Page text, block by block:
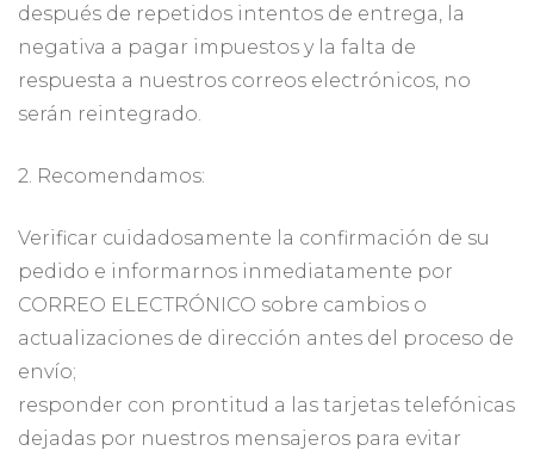
después de repetidos intentos de entrega, la
negativa a pagar impuestos y la falta de
respuesta a nuestros correos electrónicos, no
serán reintegrado.
2. Recomendamos:
Verificar cuidadosamente la confirmación de su
pedido e informarnos inmediatamente por
CORREO ELECTRÓNICO sobre cambios o
actualizaciones de dirección antes del proceso de
envío;
responder con prontitud a las tarjetas telefónicas
dejadas por nuestros mensajeros para evitar